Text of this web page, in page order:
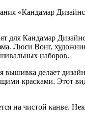
«Кандамар
для Кандамар
Люси Вонг,
наборов.
вышивка делает
красками. Этот
на чистой канве.